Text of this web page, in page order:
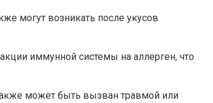
могут возникать после укусов
иммунной системы на аллерген, что
может быть вызван травмой или